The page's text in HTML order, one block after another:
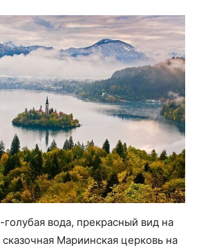
голубая вода, прекрасный вид на
Мариинская церковь на